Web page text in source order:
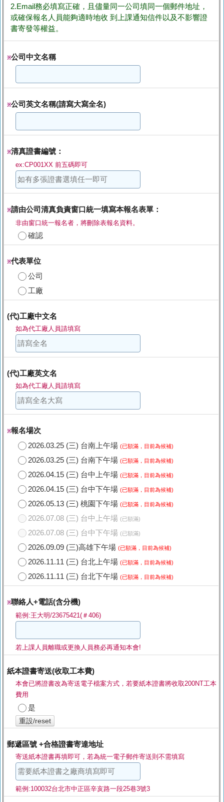
2.Email務必填寫正確，且儘量同一公司填同一個郵件地址，
或確保報名人員能夠適時地收 到上課通知信件以及不影響證
書寄發等權益。
※公司中文名稱
※公司英文名稱(請寫大寫全名)
※清真證書編號：
ex:CP001XX 前五碼即可
※請由公司清真負責窗口統一填寫本報名表單：
非由窗口統一報名者，將刪除表報名資料。
確認
※代表單位
公司
工廠
(代)工廠中文名
如為代工廠人員請填寫
(代)工廠英文名
如為代工廠人員請填寫
※報名場次
2026.03.25 (三) 台南上午場 (已額滿，目前為候補)
2026.03.25 (三) 台南下午場 (已額滿，目前為候補)
2026.04.15 (三) 台中上午場 (已額滿，目前為候補)
2026.04.15 (三) 台中下午場 (已額滿，目前為候補)
2026.05.13 (三) 桃園下午場 (已額滿，目前為候補)
2026.07.08 (三) 台中上午場 (已額滿)
2026.07.08 (三) 台中下午場 (已額滿)
2026.09.09 (三)高雄下午場 (已額滿，目前為候補)
2026.11.11 (三) 台北上午場 (已額滿，目前為候補)
2026.11.11 (三) 台北下午場 (已額滿，目前為候補)
※聯絡人+電話(含分機)
範例:王大明/23675421(＃406)
若上課人員離職或更換人員務必再通知本會!
紙本證書寄送(收取工本費)
本會已將證書改為寄送電子檔案方式，若要紙本證書將收取200NT工本
費用
是
重設/reset
郵遞區號 +合格證書寄達地址
寄送紙本證書再填即可，若為統一電子郵件寄送則不需填寫
範例:100032台北市中正區辛亥路一段25巷3號3